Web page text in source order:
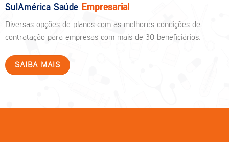
SulAmérica Saúde Empresarial
Diversas opções de planos com as melhores condições de
contratação para empresas com mais de 30 beneficiários.
SAIBA MAIS